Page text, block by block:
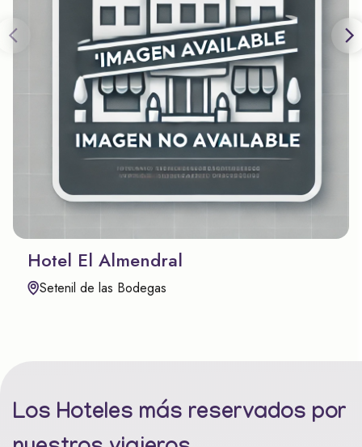
Hotel El Almendral
Setenil de las Bodegas
Los Hoteles más reservados por